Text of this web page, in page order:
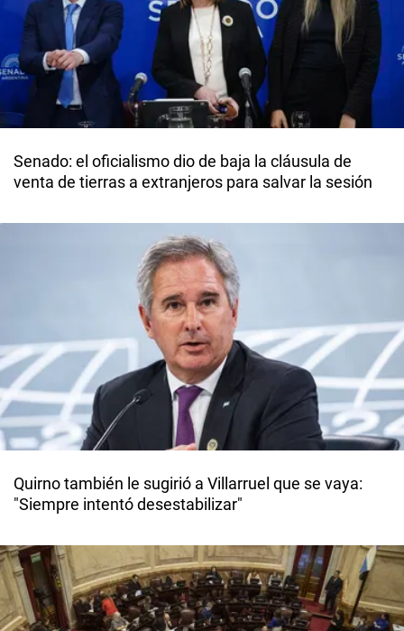
Senado: el oficialismo dio de baja la cláusula de
venta de tierras a extranjeros para salvar la sesión
Quirno también le sugirió a Villarruel que se vaya:
"Siempre intentó desestabilizar"